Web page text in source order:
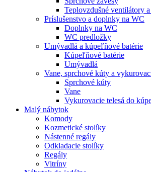
Teplovzdušné ventilátory
Príslušenstvo a doplnky na WC
Doplnky na WC
WC predložky
Umývadlá a kúpeľňové batérie
Kúpeľňové batérie
Umývadlá
Vane, sprchové kúty a
Sprchové kúty
Vane
Vykurovacie telesá do
Malý nábytok
Komody
Kozmetické stolíky
Nástenné regály
Odkladacie stolíky
Regály
Vitríny